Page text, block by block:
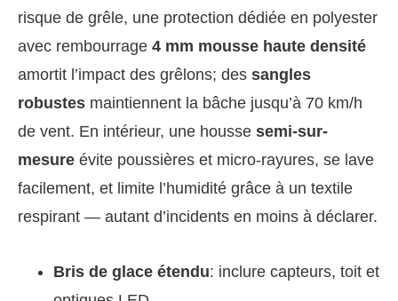
risque de grêle, une protection dédiée en polyester
avec rembourrage 4 mm mousse haute densité
amortit l’impact des grêlons; des sangles
robustes maintiennent la bâche jusqu’à 70 km/h
de vent. En intérieur, une housse semi-sur-
mesure évite poussières et micro-rayures, se lave
facilement, et limite l’humidité grâce à un textile
respirant — autant d’incidents en moins à déclarer.
Bris de glace étendu: inclure capteurs, toit et